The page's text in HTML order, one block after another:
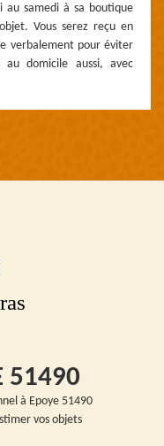
au samedi à sa boutique
Vous serez reçu en
verbalement pour éviter
domicile aussi, avec
51490
à Epoye 51490
vos objets